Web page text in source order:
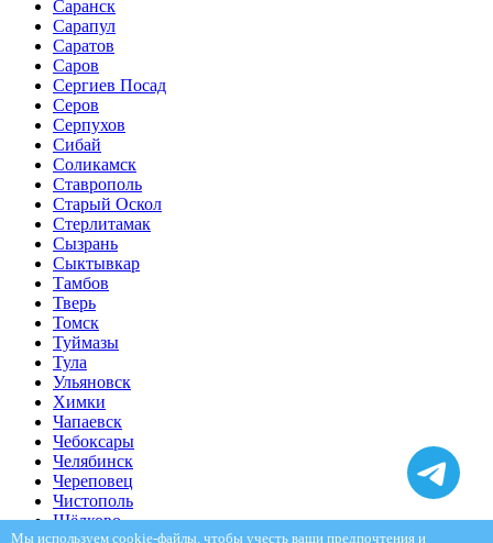
Саранск
Сарапул
Саратов
Саров
Сергиев Посад
Серов
Серпухов
Сибай
Соликамск
Ставрополь
Старый Оскол
Стерлитамак
Сызрань
Сыктывкар
Тамбов
Тверь
Томск
Туймазы
Тула
Ульяновск
Химки
Чапаевск
Чебоксары
Челябинск
Череповец
Чистополь
Щёлково
Мы используем cookie-файлы, чтобы учесть ваши предпочтения и